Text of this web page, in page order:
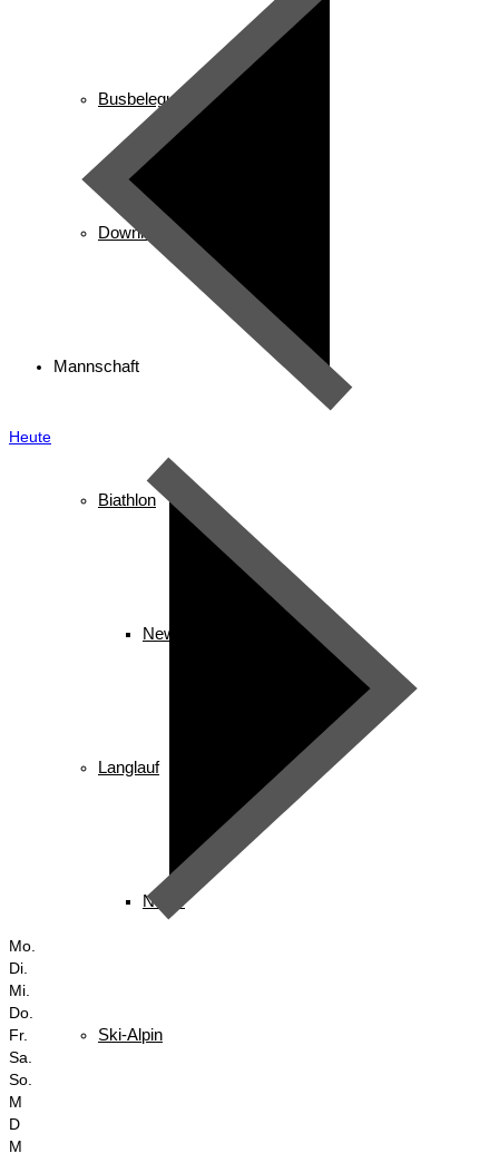
Busbelegung
Downloads
Mannschaft
Biathlon
News
Langlauf
News
Ski-Alpin
Heute
Mo.
Di.
Mi.
Do.
Fr.
Sa.
So.
M
D
M